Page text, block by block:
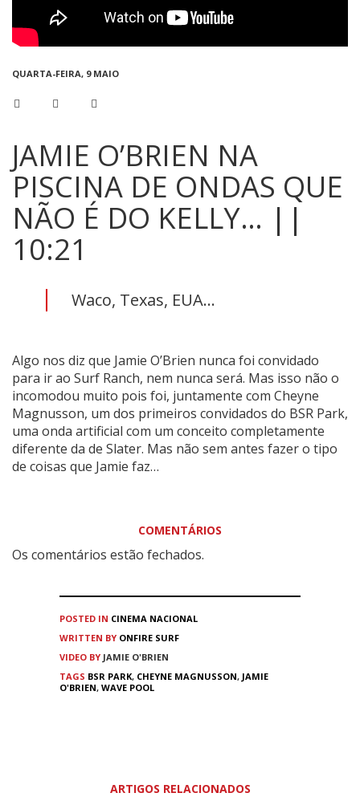
QUARTA-FEIRA, 9 MAIO
JAMIE O’BRIEN NA
PISCINA DE ONDAS QUE
NÃO É DO KELLY… ||
10:21
Waco, Texas, EUA...
Algo nos diz que Jamie O’Brien nunca foi convidado
para ir ao Surf Ranch, nem nunca será. Mas isso não o
incomodou muito pois foi, juntamente com Cheyne
Magnusson, um dos primeiros convidados do BSR Park,
uma onda artificial com um conceito completamente
diferente da de Slater. Mas não sem antes fazer o tipo
de coisas que Jamie faz…
COMENTÁRIOS
Os comentários estão fechados.
POSTED IN CINEMA NACIONAL
WRITTEN BY ONFIRE SURF
VIDEO BY JAMIE O'BRIEN
TAGS BSR PARK, CHEYNE MAGNUSSON, JAMIE
O'BRIEN, WAVE POOL
ARTIGOS RELACIONADOS